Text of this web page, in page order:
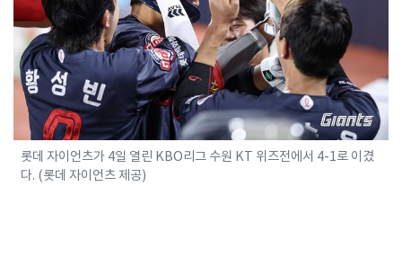
롯데 자이언츠가 4일 열린 KBO리그 수원 KT 위즈전에서 4-1로 이겼
다. (롯데 자이언츠 제공)